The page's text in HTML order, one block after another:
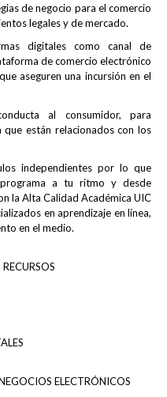
de negocio para el comercio
legales y de mercado.
digitales como canal de
de comercio electrónico
aseguren una incursión en el
al consumidor, para
están relacionados con los
independientes por lo que
a tu ritmo y desde
la Alta Calidad Académica UIC
en aprendizaje en línea,
en el medio.
ELECTRÓNICOS